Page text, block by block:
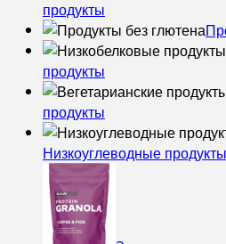
продукты
продукты
продукты
Низкоуглеводные